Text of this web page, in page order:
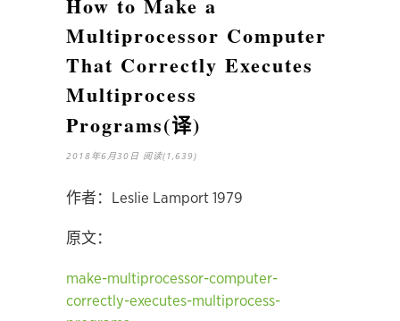
Multiprocessor Computer
That Correctly Executes
Multiprocess
Programs(译)
2018年6月30日 阅读(1,639)
作者： Leslie Lamport 1979
原文：
make-multiprocessor-computer-
correctly-executes-multiprocess-